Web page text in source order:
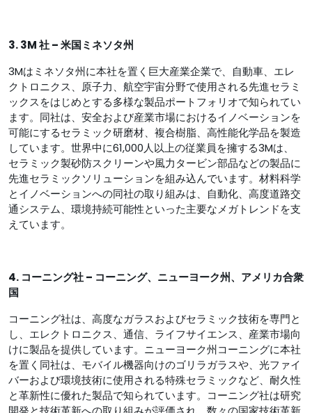
3. 3M 社 – 米国ミネソタ州
3Mはミネソタ州に本社を置く巨大産業企業で、自動車、エレ
クトロニクス、原子力、航空宇宙分野で使用される先進セラミ
ックスをはじめとする多様な製品ポートフォリオで知られてい
ます。同社は、安全および産業市場におけるイノベーションを
可能にするセラミック研磨材、複合樹脂、高性能化学品を製造
しています。世界中に61,000人以上の従業員を擁する3Mは、
セラミック製砂防スクリーンや風力タービン部品などの製品に
先進セラミックソリューションを組み込んでいます。材料科学
とイノベーションへの同社の取り組みは、自動化、高度道路交
通システム、環境持続可能性といった主要なメガトレンドを支
えています。
4. コーニング社 – コーニング、ニューヨーク州、アメリカ合衆
国
コーニング社は、高度なガラスおよびセラミック技術を専門と
し、エレクトロニクス、通信、ライフサイエンス、産業市場向
けに製品を提供しています。ニューヨーク州コーニングに本社
を置く同社は、モバイル機器向けのゴリラガラスや、光ファイ
バーおよび環境技術に使用される特殊セラミックなど、耐久性
と革新性に優れた製品で知られています。コーニング社は研究